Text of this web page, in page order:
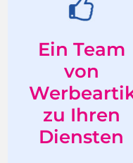
Ein Team
von
zu Ihren
Diensten